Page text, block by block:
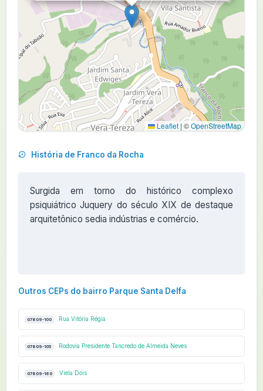
Leaflet | ©OpenStreetMap
História de Franco da Rocha
Surgida em torno do histórico complexo
psiquiátrico Juquery do século XIX de destaque
arquitetônico sedia indústrias e comércio.
Outros CEPs do bairro Parque Santa Delfa
07809-100 Rua Vitória Régia
07809-105 Rodovia Presidente Tancredo de Almeida Neves
07809-160 Viela Dois